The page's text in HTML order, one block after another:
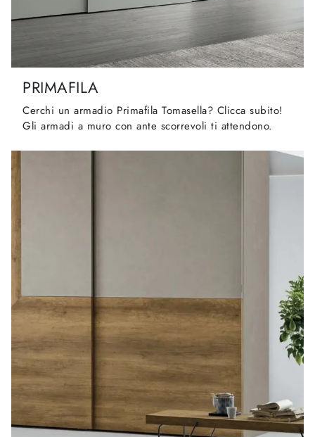
PRIMAFILA
Cerchi un armadio Primafila Tomasella? Clicca subito!
Gli armadi a muro con ante scorrevoli ti attendono.